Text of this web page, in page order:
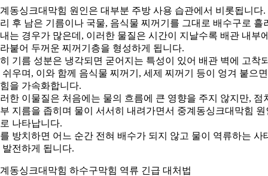
동싱크대막힘 원인은 대부분 주방 사용 습관에서 비롯됩니다.
후 남은 기름이나 국물, 음식물 찌꺼기를 그대로 배수구로 흘
는 경우가 많은데, 이러한 물질은 시간이 지날수록 배관 내부
붙어 두꺼운 찌꺼기층을 형성하게 됩니다.
기름 성분은 냉각되면 굳어지는 특성이 있어 배관 벽에 고착
쉬우며, 이와 함께 음식물 찌꺼기, 세제 찌꺼기 등이 엉겨 붙으
을 가속화합니다.
한 이물질은 처음에는 물의 흐름에 큰 영향을 주지 않지만, 점
지름을 좁히며 물이 서서히 내려가면서 중계동싱크대막힘 원
나타납니다.
방치하면 어느 순간 전혀 배수가 되지 않고 물이 역류하는 사
발전하게 됩니다.
동싱크대막힘 하수구막힘 역류 긴급 대처법